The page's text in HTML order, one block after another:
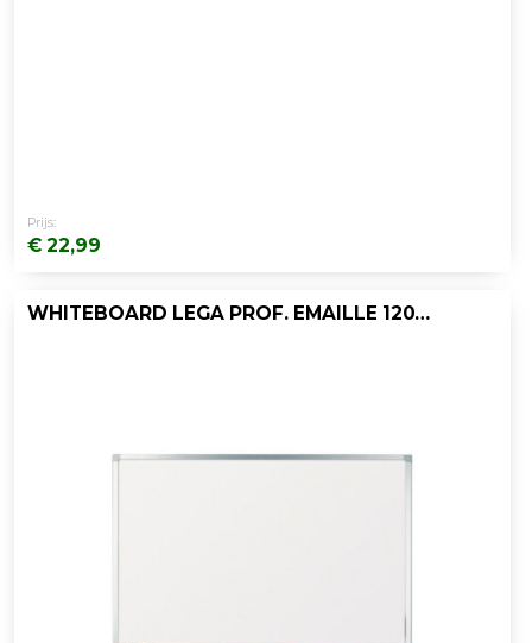
Prijs:
€ 22,99
WHITEBOARD LEGA PROF. EMAILLE 120X180